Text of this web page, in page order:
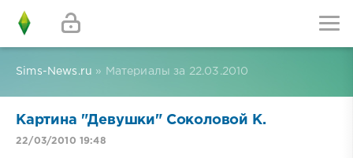
Sims-News.ru » Материалы за 22.03.2010
Картина "Девушки" Соколовой К.
22/03/2010 19:48